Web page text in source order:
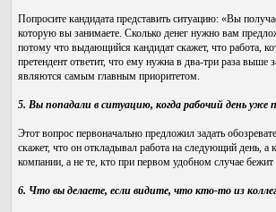
Попросите кандидата представить ситуацию: «Вы
которую вы занимаете. Сколько денег нужно вам
потому что выдающийся кандидат скажет, что работа,
претендент ответит, что ему нужна в два-три раза выше
являются самым главным приоритетом.
5. Вы попадали в ситуацию, когда рабочий день уже
Этот вопрос первоначально предложил задать
скажет, что он откладывал работа на следующий день,
компании, а не те, кто при первом удобном случае бежит
6. Что вы делаете, если видите, что кто-то из